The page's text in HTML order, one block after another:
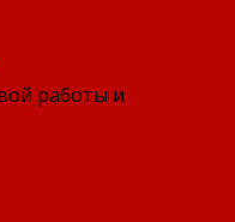
работы и